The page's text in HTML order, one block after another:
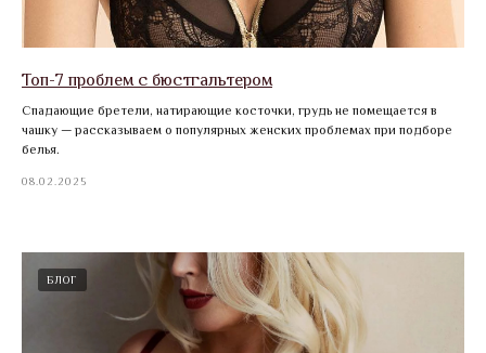
Топ-7 проблем с бюстгальтером
Спадающие бретели, натирающие косточки, грудь не помещается в
чашку — рассказываем о популярных женских проблемах при подборе
белья.
08.02.2025
БЛОГ